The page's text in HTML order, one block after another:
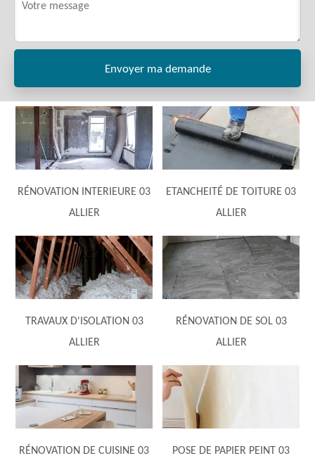
RÉNOVATION INTERIEURE 03
ALLIER
ETANCHEITÉ DE TOITURE 03
ALLIER
TRAVAUX D'ISOLATION 03
ALLIER
RÉNOVATION DE SOL 03
ALLIER
RÉNOVATION DE CUISINE 03
POSE DE PAPIER PEINT 03